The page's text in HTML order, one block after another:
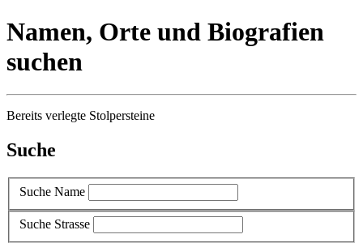
Namen, Orte und Biografien
suchen
Bereits verlegte Stolpersteine
Suche
Suche Name
Suche Strasse